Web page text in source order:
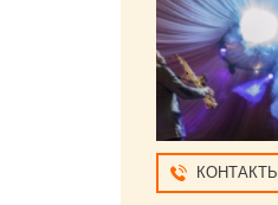
КОНТАКТЫ